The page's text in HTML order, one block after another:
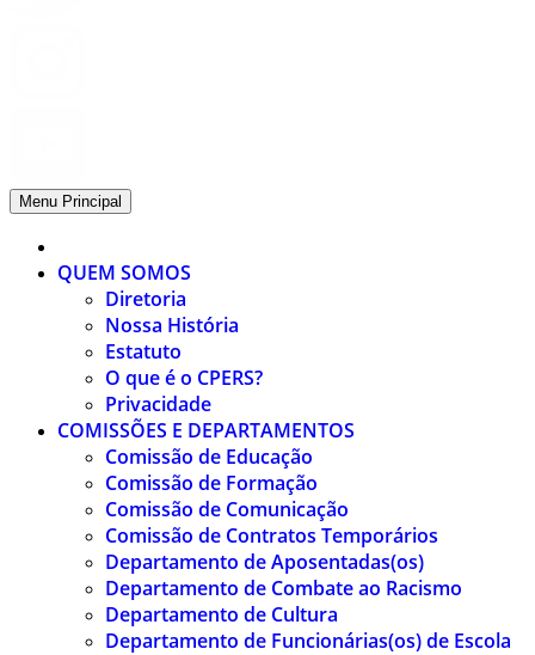
Menu Principal
QUEM SOMOS
Diretoria
Nossa História
Estatuto
O que é o CPERS?
Privacidade
COMISSÕES E DEPARTAMENTOS
Comissão de Educação
Comissão de Formação
Comissão de Comunicação
Comissão de Contratos Temporários
Departamento de Aposentadas(os)
Departamento de Combate ao Racismo
Departamento de Cultura
Departamento de Funcionárias(os) de Escola